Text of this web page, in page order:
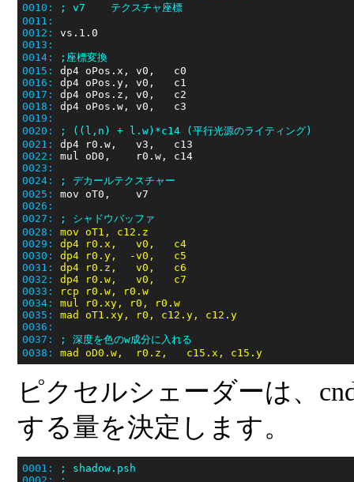
0010:
; v7    テクスチャ座標
0011:
0012:
0013:
0014:
;座標変換
0015:
0016:
0017:
0018:
0019:
0020:
; ((l,n) + l.w)*c14 (平行光源のライティング)
0021:
0022:
0023:
0024:
; デカールテクスチャー
0025:
0026:
0027:
; シャドウバッファ
0028:
mov oT1, c12.z
0029:
dp4 r0.x,   v0,   c4
0030:
dp4 r0.y,  -v0,   c5
0031:
dp4 r0.z,   v0,   c6
0032:
dp4 r0.w,   v0,   c7
0033:
rcp r0.w, r0.w
0034:
mul r0.xy, r0, r0.w
0035:
mad oT1.xy, r0, c12.y, c12.y
0036:
0037:
; 深度を色のw成分に入れる
0038:
mad oD0.w,  r0.z,   c15.x, c15.y
ピクセルシェーダーは、
する量を決定します。
0001:
; shadow.psh